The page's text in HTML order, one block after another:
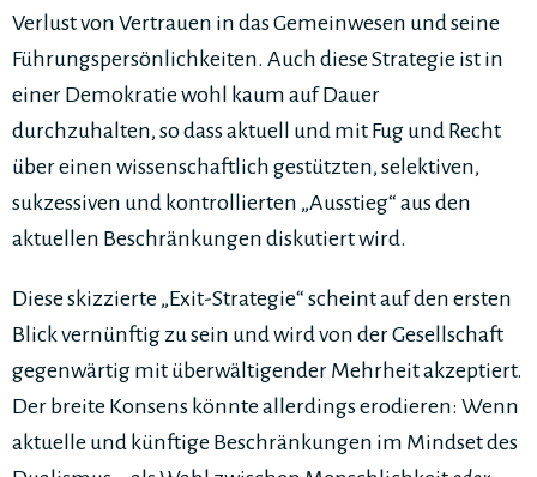
Verlust von Vertrauen in das Gemeinwesen und seine
Führungspersönlichkeiten. Auch diese Strategie ist in
einer Demokratie wohl kaum auf Dauer
durchzuhalten, so dass aktuell und mit Fug und Recht
über einen wissenschaftlich gestützten, selektiven,
sukzessiven und kontrollierten „Ausstieg“ aus den
aktuellen Beschränkungen diskutiert wird.
Diese skizzierte „Exit-Strategie“ scheint auf den ersten
Blick vernünftig zu sein und wird von der Gesellschaft
gegenwärtig mit überwältigender Mehrheit akzeptiert.
Der breite Konsens könnte allerdings erodieren: Wenn
aktuelle und künftige Beschränkungen im Mindset des